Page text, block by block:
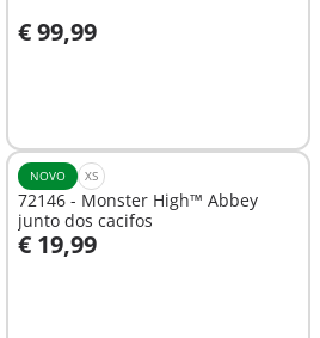
€ 99,99
Ao carrinho
NOVO XS
72146 - Monster High™ Abbey
junto dos cacifos
€ 19,99
Ao carrinho